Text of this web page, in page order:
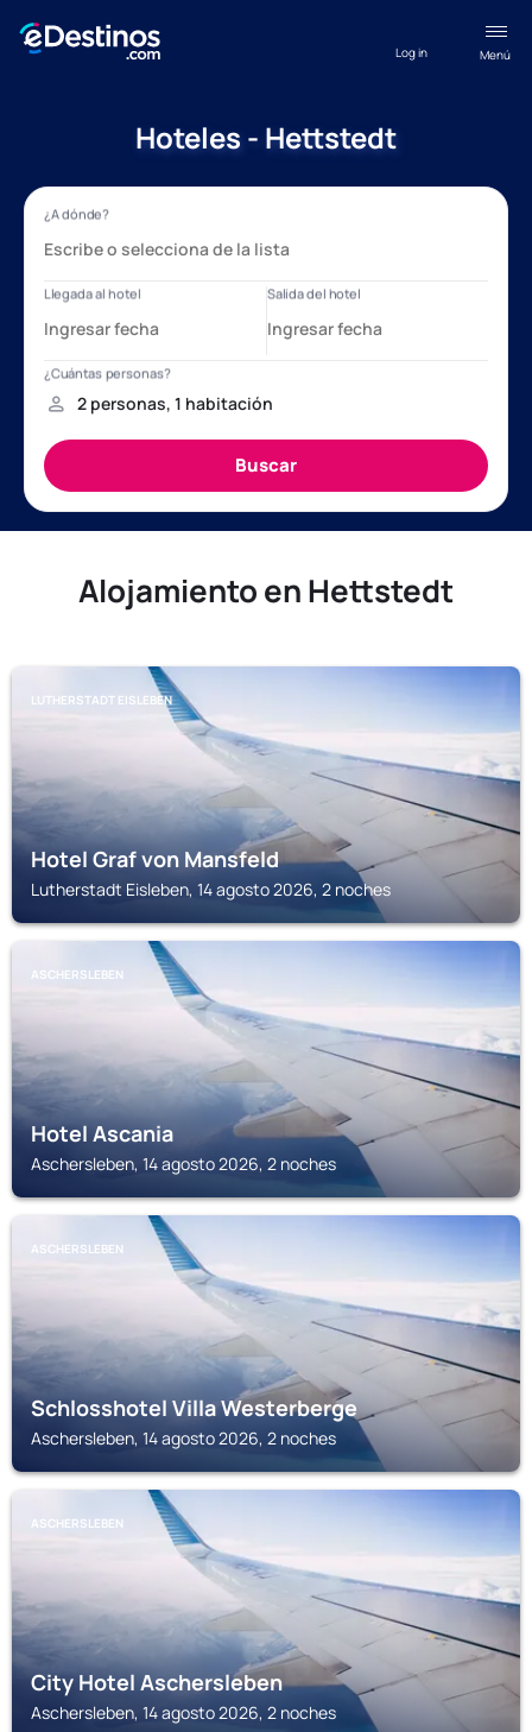
Menú
Log in
Hoteles - Hettstedt
Alojamiento en Hettstedt
LUTHERSTADT EISLEBEN
Hotel Graf von Mansfeld
Lutherstadt Eisleben, 14 agosto 2026, 2 noches
ASCHERSLEBEN
Hotel Ascania
Aschersleben, 14 agosto 2026, 2 noches
ASCHERSLEBEN
Schlosshotel Villa Westerberge
Aschersleben, 14 agosto 2026, 2 noches
ASCHERSLEBEN
City Hotel Aschersleben
Aschersleben, 14 agosto 2026, 2 noches